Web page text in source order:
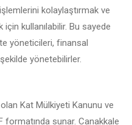
kolaylaştırmak ve
kullanılabilir. Bu sayede
yöneticileri, finansal
yönetebilirler.
Kat Mülkiyeti Kanunu ve
formatında sunar. Canakkale